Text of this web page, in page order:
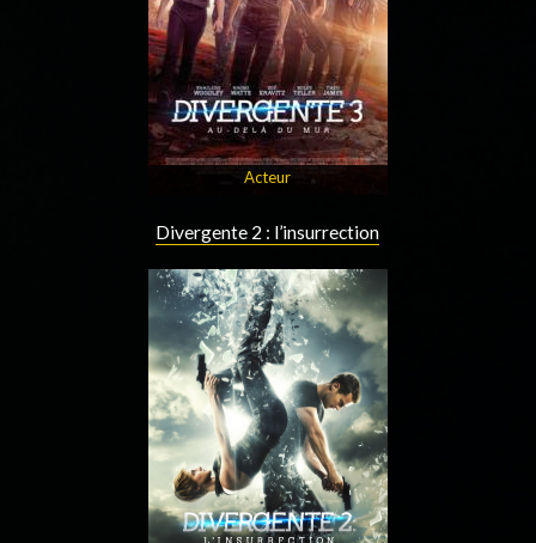
Acteur
Divergente 2 : l’insurrection